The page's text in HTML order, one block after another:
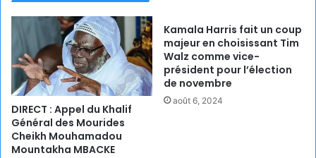
DIRECT : Appel du Khalif
Général des Mourides
Cheikh Mouhamadou
Mountakha MBACKE
Kamala Harris fait un coup
majeur en choisissant Tim
Walz comme vice-
président pour l’élection
de novembre
août 6, 2024